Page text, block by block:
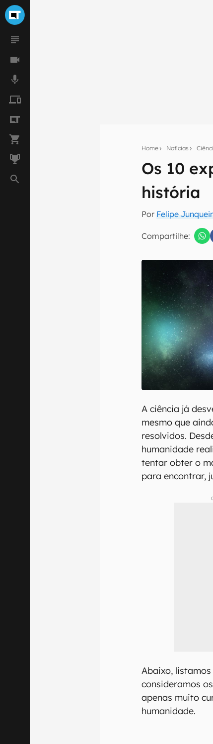
Home Notícias
Os 10
história
Por Felipe
Compartilhe:
Seu
Assine a
Confirmo
A ciência já
mesmo que
resolvidos.
humanidade
tentar obter o
para encontrar,
Abaixo,
consideramos
apenas muito
humanidade.